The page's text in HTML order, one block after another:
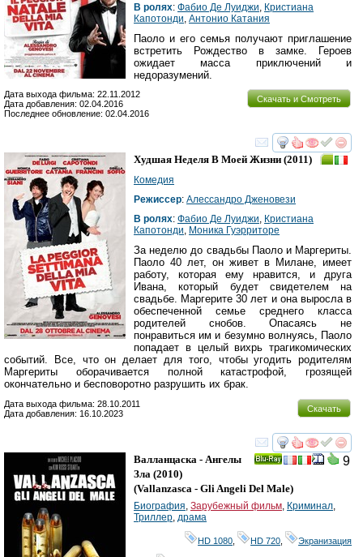
В ролях: Фабио Де Луиджи Кристиана
Капотонди Антонио Катания
Паоло и его семья получают приглашение
встретить Рождество в замке. Героев
ожидает масса приключений и
недоразумений.
Скачать и Смотреть
Дата выхода фильма: 22.11.2012
Дата добавления: 02.04.2016
Последнее обновление: 02.04.2016
смотреть
Худшая Неделя В Моей Жизни (2011)
Комедия
Режиссер: Алессандро Дженовези
В ролях: Фабио Де Луиджи, Кристиана
Капотонди, Моника Гуэрриторе
За неделю до свадьбы Паоло и Маргериты.
Паоло 40 лет, он живет в Милане, имеет
работу, которая ему нравится, и друга
Ивана, который будет свидетелем на
свадьбе. Маргерите 30 лет и она выросла в
обеспеченной семье среднего класса
родителей снобов. Опасаясь не
понравиться им и безумно волнуясь, Паоло
попадает в целый вихрь трагикомических
событий. Все, что он делает для того, чтобы угодить родителям
Маргериты оборачивается полной катастрофой, грозящей
окончательно и бесповоротно разрушить их брак.
Скачать
Дата выхода фильма: 28.10.2011
Дата добавления: 16.10.2023
смотреть
9
Валланцаска - Ангелы
Зла (2010)
(Vallanzasca - Gli Angeli Del Male)
Биография, Зарубежный фильм, Криминал,
Триллер, драма
HD 1080 HD 720 Экранизация